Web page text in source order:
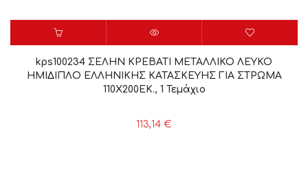
kps100234 ΣΕΛΗΝ ΚΡΕΒΑΤΙ ΜΕΤΑΛΛΙΚΟ ΛΕΥΚΟ
ΗΜΙΔΙΠΛΟ ΕΛΛΗΝΙΚΗΣ ΚΑΤΑΣΚΕΥΗΣ ΓΙΑ ΣΤΡΩΜΑ
110Χ200ΕΚ., 1 Τεμάχιο
113,14 €